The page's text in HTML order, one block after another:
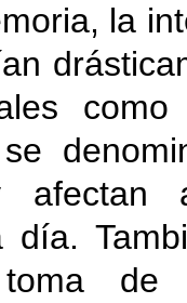
la
afectan
día.
de